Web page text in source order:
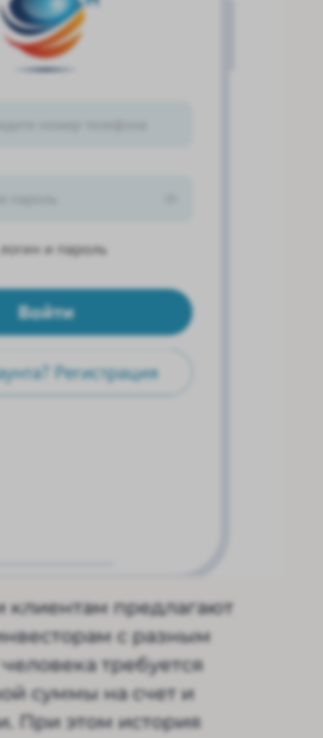
клиентам предлагают
с разным
требуется
суммы на счет и
При этом история